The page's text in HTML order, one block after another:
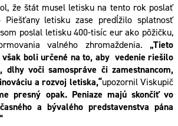
že štát musel letisku na tento rok poslať
Piešťany letisku zase predĺžilo splatnosť
poslal letisku 400-tisíc eur ako pôžičku,
valného zhromaždenia. „Tieto
boli určené na to, aby vedenie riešilo
dlhy voči samospráve či zamestnancom,
a rozvoj letiska,“upozornil Viskupič
presný opak. Peniaze majú skončiť vo
a bývalého predstavenstva pána